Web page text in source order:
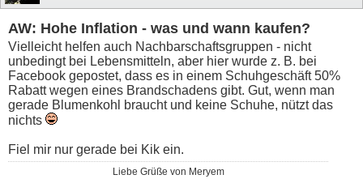
AW: Hohe Inflation - was und wann kaufen?
Vielleicht helfen auch Nachbarschaftsgruppen - nicht
unbedingt bei Lebensmitteln, aber hier wurde z. B. bei
Facebook gepostet, dass es in einem Schuhgeschäft 50%
Rabatt wegen eines Brandschadens gibt. Gut, wenn man
gerade Blumenkohl braucht und keine Schuhe, nützt das
nichts
Fiel mir nur gerade bei Kik ein.
Liebe Grüße von Meryem